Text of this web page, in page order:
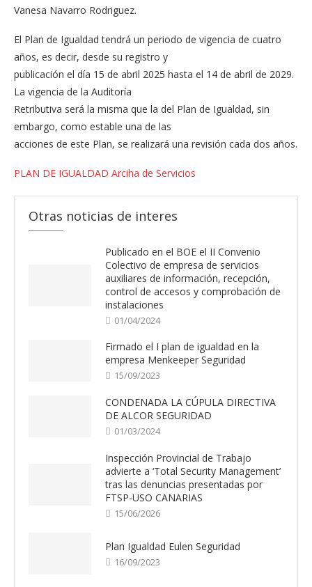
Vanesa Navarro Rodriguez.
El Plan de Igualdad tendrá un periodo de vigencia de cuatro
años, es decir, desde su registro y
publicación el día 15 de abril 2025 hasta el 14 de abril de 2029.
La vigencia de la Auditoría
Retributiva será la misma que la del Plan de Igualdad, sin
embargo, como estable una de las
acciones de este Plan, se realizará una revisión cada dos años.
PLAN DE IGUALDAD Arciha de Servicios
Otras noticias de interes
Publicado en el BOE el II Convenio
Colectivo de empresa de servicios
auxiliares de información, recepción,
control de accesos y comprobación de
instalaciones
01/04/2024
Firmado el I plan de igualdad en la
empresa Menkeeper Seguridad
15/09/2023
CONDENADA LA CÚPULA DIRECTIVA
DE ALCOR SEGURIDAD
01/03/2024
Inspección Provincial de Trabajo
advierte a ‘Total Security Management’
tras las denuncias presentadas por
FTSP-USO CANARIAS
15/06/2026
Plan Igualdad Eulen Seguridad
16/09/2023